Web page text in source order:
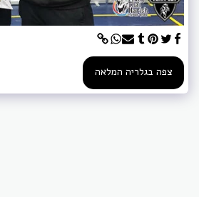
צפה בגלריה המלאה